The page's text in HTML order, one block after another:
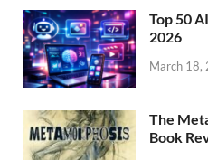
Top 50
2026
March 18,
The
Book